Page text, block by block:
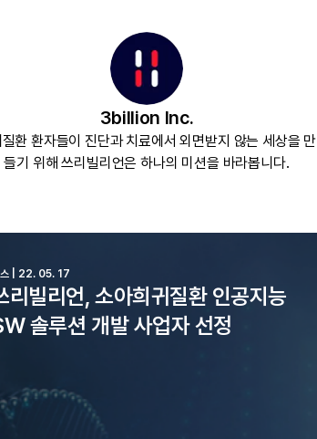
3billion Inc.
환 환자들이 진단과 치료에서 외면받지 않는 세상을 만
들기 위해 쓰리빌리언은 하나의 미션을 바라봅니다.
리빌리언, 소아희귀질환 인공지능
솔루션 개발 사업자 선정
스 | 22. 05. 17